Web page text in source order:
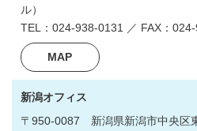
ル）
TEL：024-938-0131 ／ FAX：
MAP
新潟オフィス
〒950-0087 新潟県新潟市中央区